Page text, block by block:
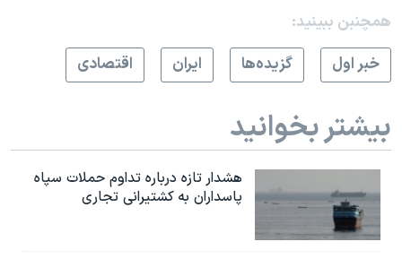
همچنبن ببینید:
خبر اول
گزيده‌ها ايران اقتصادی
بیشتر بخوانید
هشدار تازه درباره تداوم حملات سپاه
پاسداران به کشتیرانی تجاری